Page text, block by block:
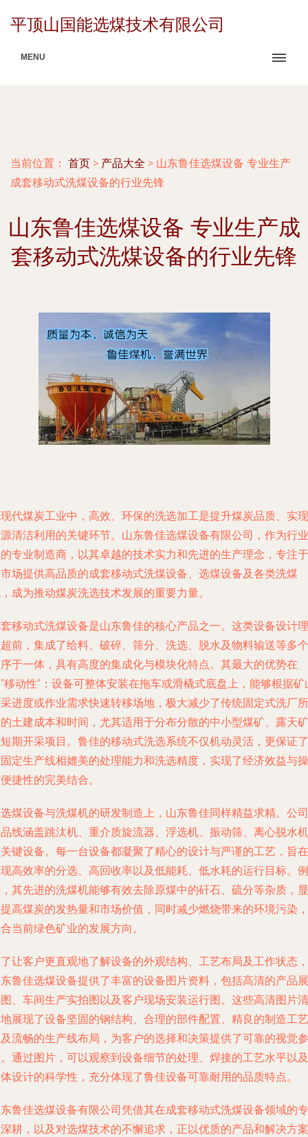
平顶山国能选煤技术有限公司
MENU
当前位置： 首页 > 产品大全 > 山东鲁佳选煤设备 专业生产
成套移动式洗煤设备的行业先锋
山东鲁佳选煤设备 专业生产成
套移动式洗煤设备的行业先锋
代煤炭工业中，高效、环保的洗选加工是提升煤炭品质、实现
清洁利用的关键环节。山东鲁佳选煤设备有限公司，作为行业
专业制造商，以其卓越的技术实力和先进的生产理念，专注于
场提供高品质的成套移动式洗煤设备、选煤设备及各类洗煤
成为推动煤炭洗选技术发展的重要力量。
移动式洗煤设备是山东鲁佳的核心产品之一。这类设备设计理
前，集成了给料、破碎、筛分、洗选、脱水及物料输送等多个
于一体，具有高度的集成化与模块化特点。其最大的优势在
移动性”：设备可整体安装在拖车或滑橇式底盘上，能够根据矿
进度或作业需求快速转移场地，极大减少了传统固定式洗厂所
土建成本和时间，尤其适用于分布分散的中小型煤矿、露天矿
期开采项目。鲁佳的移动式洗选系统不仅机动灵活，更保证了
定生产线相媲美的处理能力和洗选精度，实现了经济效益与操
捷性的完美结合。
煤设备与洗煤机的研发制造上，山东鲁佳同样精益求精。公司
线涵盖跳汰机、重介质旋流器、浮选机、振动筛、离心脱水机
键设备。每一台设备都凝聚了精心的设计与严谨的工艺，旨在
高效率的分选、高回收率以及低能耗、低水耗的运行目标。例
其先进的洗煤机能够有效去除原煤中的矸石、硫分等杂质，显
高煤炭的发热量和市场价值，同时减少燃烧带来的环境污染，
当前绿色矿业的发展方向。
让客户更直观地了解设备的外观结构、工艺布局及工作状态，
鲁佳选煤设备提供了丰富的设备图片资料，包括高清的产品展
、车间生产实拍图以及客户现场安装运行图。这些高清图片清
展现了设备坚固的钢结构、合理的部件配置、精良的制造工艺
流畅的生产线布局，为客户的选择和决策提供了可靠的视觉参
通过图片，可以观察到设备细节的处理、焊接的工艺水平以及
设计的科学性，充分体现了鲁佳设备可靠耐用的品质特点。
鲁佳选煤设备有限公司凭借其在成套移动式洗煤设备领域的专
耕，以及对选煤技术的不懈追求，正以优质的产品和解决方案